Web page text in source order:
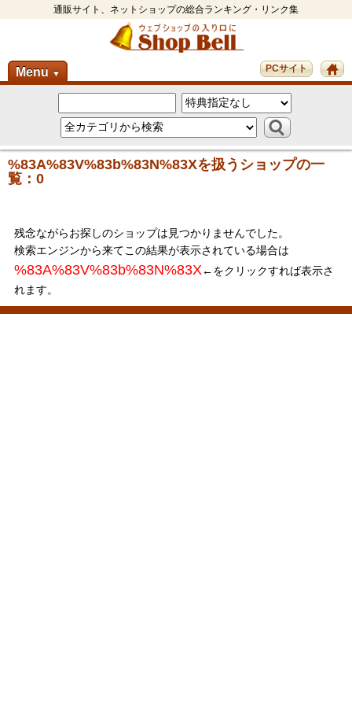
通販サイト、ネットショップの総合ランキング・リンク集
Menu ▼ PCサイト
%83A%83V%83b%83N%83Xを扱うショップの一
覧：0
残念ながらお探しのショップは見つかりませんでした。
検索エンジンから来てこの結果が表示されている場合は
%83A%83V%83b%83N%83X←をクリックすれば表示さ
れます。